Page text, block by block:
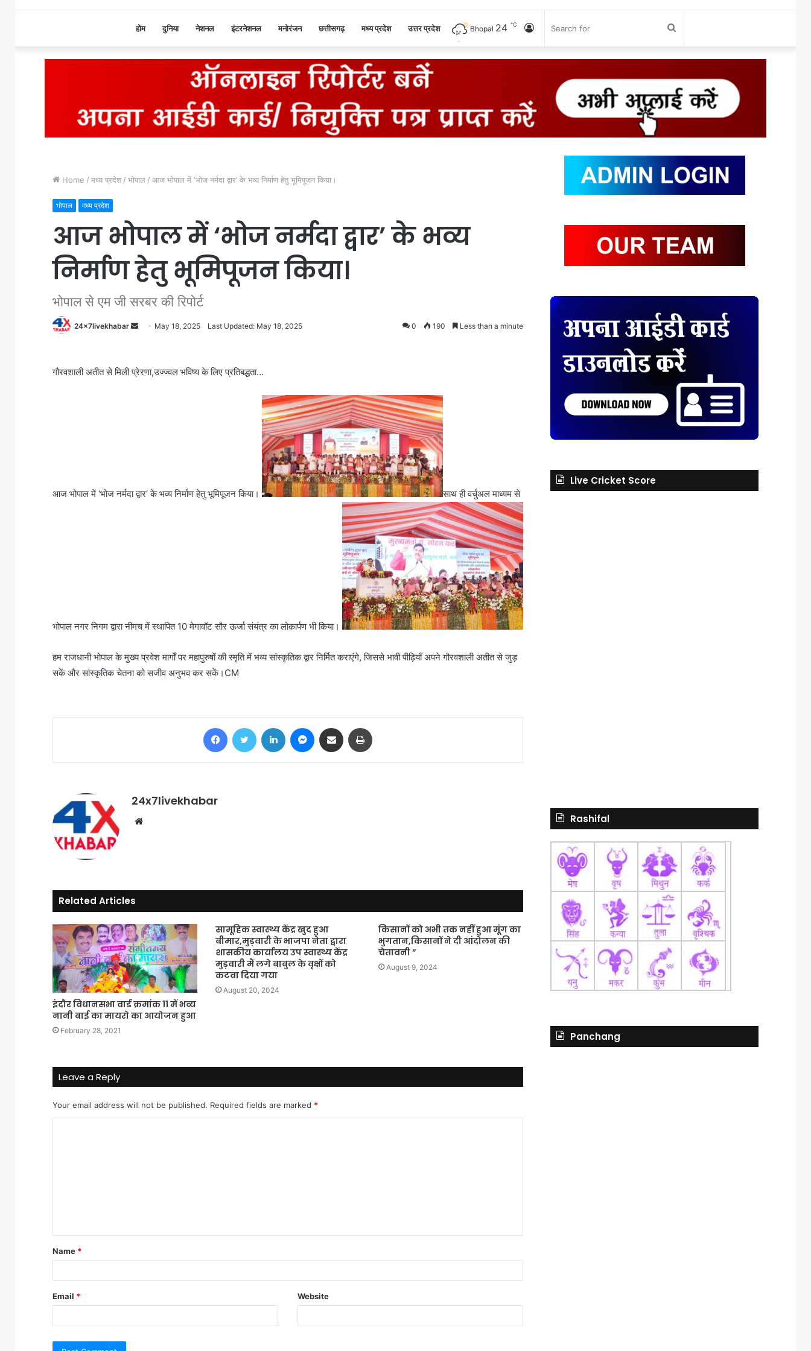
होम दुनिया नेशनल इंटरनेशनल मनोरंजन छत्तीसगढ़ मध्य प्रदेश उत्तर प्रदेश Search
Log
Bhopal 24 ℃
Home / मध्य प्रदेश / भोपाल / आज भोपाल में ‘भोज नर्मदा द्वार’ के भव्य निर्माण हेतु भूमिपूजन किया।
भोपाल मध्य प्रदेश
आज भोपाल में ‘भोज नर्मदा द्वार’ के भव्य
निर्माण हेतु भूमिपूजन किया।
भोपाल से एम जी सरबर की रिपोर्ट
24x7livekhabar
Send May 18, 2025 Last Updated: May 18, 2025 0 190 Less than a minute
गौरवशाली अतीत से मिली प्रेरणा,उज्ज्वल भविष्य के लिए प्रतिबद्धता…
आज भोपाल में ‘भोज नर्मदा द्वार’ के भव्य निर्माण हेतु भूमिपूजन किया। साथ ही वर्चुअल माध्यम से
भोपाल नगर निगम द्वारा नीमच में स्थापित 10 मेगावॉट सौर ऊर्जा संयंत्र का लोकार्पण भी किया।
हम राजधानी भोपाल के मुख्य प्रवेश मार्गों पर महापुरुषों की स्मृति में भव्य सांस्कृतिक द्वार निर्मित कराएंगे, जिससे भावी पीढ़ियाँ अपने गौरवशाली अतीत से जुड़
सकें और सांस्कृतिक चेतना को सजीव अनुभव कर सकें।CM
FacebookTwitter LinkedIn Messenger
Share via Email
24x7livekhabar
Website
Related Articles
इंदौर विधानसभा वार्ड क्रमांक 11 में भव्य
नानी बाई का मायरो का आयोजन हुआ
February 28, 2021
सामूहिक स्वास्थ्य केंद्र खुद हुआ
बीमार,मुड़वारी के भाजपा नेता द्वारा
शासकीय कार्यालय उप स्वास्थ्य केंद्र
मुड़वारी मैं लगे बाबुल के वृक्षों को
कटवा दिया गया
August 20, 2024
किसानों को अभी तक नहीं हुआ मूंग का
भुगतान,किसानों ने दी आंदोलन की
चेतावनी ”
August 9, 2024
Leave a Reply
Your email address will not be published. Required fields are marked *
t
*
Name *
Email * Website
Live Cricket Score
Rashifal
Panchang